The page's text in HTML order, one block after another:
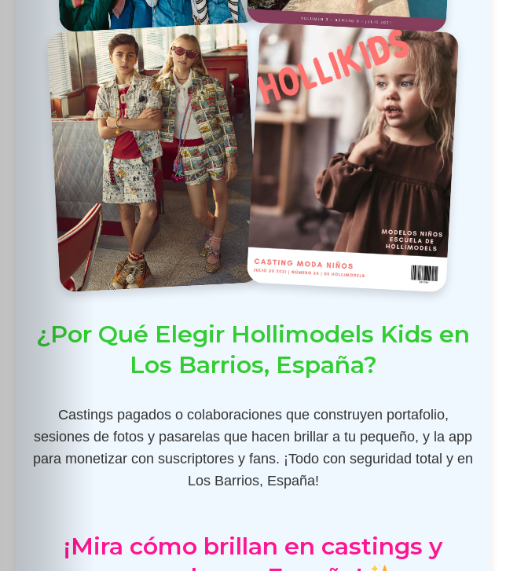
¿Por Qué Elegir Hollimodels Kids en
Los Barrios, España?
Castings pagados o colaboraciones que construyen portafolio,
sesiones de fotos y pasarelas que hacen brillar a tu pequeño, y la app
para monetizar con suscriptores y fans. ¡Todo con seguridad total y en
Los Barrios, España!
¡Mira cómo brillan en castings y